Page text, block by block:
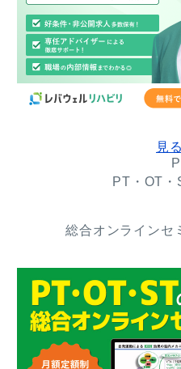
見
PT・OT・
総合オンラインセ